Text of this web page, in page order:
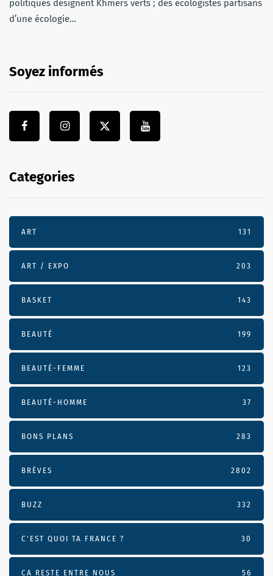
politiques désignent Khmers verts ; des écologistes partisans
d’une écologie…
Soyez informés
Categories
ART 131
ART / EXPO 203
BASKET 143
BEAUTÉ 199
BEAUTÉ-FEMME 123
BEAUTÉ-HOMME 37
BONS PLANS 283
BRÈVES 2802
BUZZ 332
C'EST QUOI TA FRANCE ? 30
CA RESTE ENTRE NOUS 56